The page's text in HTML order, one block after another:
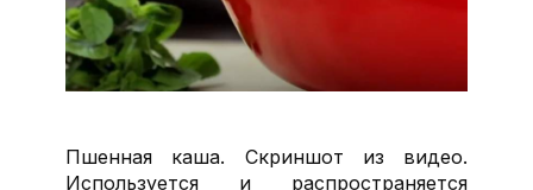
Пшенная каша. Скриншот из видео.
Используется и распространяется